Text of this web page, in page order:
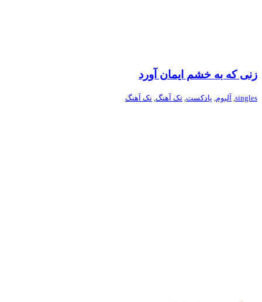
زنی که به خشم ایمان آورد
singles
, آلبوم, پادکست, تک آهنگ, نک آهنگ